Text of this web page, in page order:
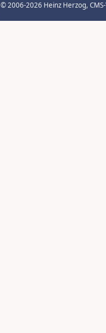
© 2006-2026 Heinz Herzog,